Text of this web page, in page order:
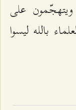
ويتهجّمون على
بالله ليسوا